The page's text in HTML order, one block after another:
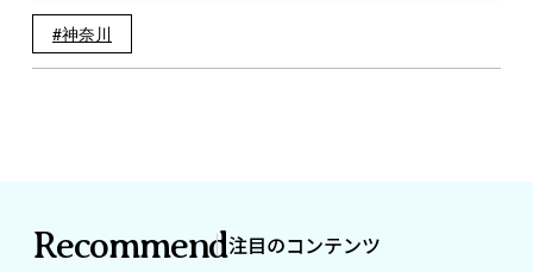
神奈川
Recommend注目のコンテンツ